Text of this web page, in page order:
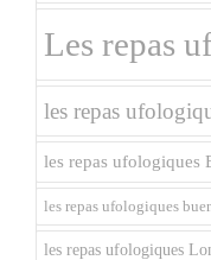
Les repas
les repas
les repas ufologiques
les repas ufologiques
les repas ufologiques